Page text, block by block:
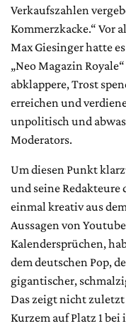
Verkaufszahlen
Kommerzkacke.“ Vor
Max Giesinger hatte
„Neo Magazin
abklappere, Trost
erreichen und
unpolitisch und
Moderators.
Um diesen Punkt
und seine Redakteure
einmal kreativ aus
Aussagen von
Kalendersprüchen,
dem deutschen Pop,
gigantischer,
Das zeigt nicht zuletzt
Kurzem auf Platz 1